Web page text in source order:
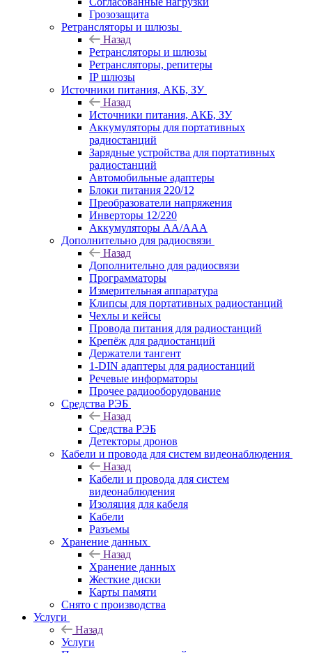
Грозозащита
Ретрансляторы и шлюзы
Назад
Ретрансляторы и шлюзы
Ретрансляторы, репитеры
IP шлюзы
Источники питания, АКБ, ЗУ
Назад
Источники питания, АКБ, ЗУ
Аккумуляторы для портативных
радиостанций
Зарядные устройства для портативных
радиостанций
Автомобильные адаптеры
Блоки питания 220/12
Преобразователи напряжения
Инверторы 12/220
Аккумуляторы АА/ААА
Дополнительно для радиосвязи
Назад
Дополнительно для радиосвязи
Программаторы
Измерительная аппаратура
Клипсы для портативных радиостанций
Чехлы и кейсы
Провода питания для радиостанций
Крепёж для радиостанций
Держатели тангент
1-DIN адаптеры для радиостанций
Речевые информаторы
Прочее радиооборудование
Средства РЭБ
Назад
Средства РЭБ
Детекторы дронов
Кабели и провода для систем видеонаблюдения
Назад
Кабели и провода для систем
видеонаблюдения
Изоляция для кабеля
Кабели
Разъемы
Хранение данных
Назад
Хранение данных
Жесткие диски
Карты памяти
Снято с производства
Услуги
Назад
Услуги